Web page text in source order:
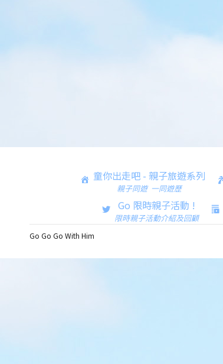
童你出走吧 - 親子旅遊系列
親子同遊 一同遊歷
Go 限時親子活動 !
限時親子活動介紹及回顧
Go Go Go With Him